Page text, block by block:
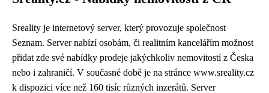
Sreality je internetový server, který provozuje společnost
Seznam. Server nabízí osobám, či realitním kancelářím možnost
přidat zde své nabídky prodeje jakýchkoliv nemovitostí z Česka
nebo i zahraničí. V současné době je na stránce www.sreality.cz
k dispozici více než 160 tisíc různých inzerátů. Server